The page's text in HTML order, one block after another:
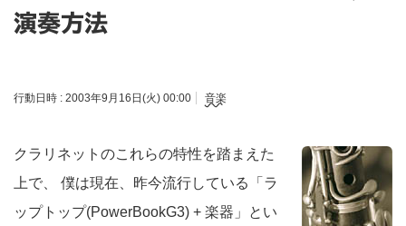
演奏方法
行動日時 : 2003年9月16日(火) 00:00 音楽
クラリネットのこれらの特性を踏まえた
上で、 僕は現在、昨今流行している「ラ
ップトップ(PowerBookG3) + 楽器」とい